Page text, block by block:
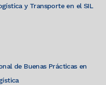
y Transporte en el SIL
de Buenas Prácticas en